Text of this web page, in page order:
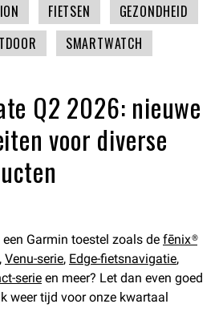
FIETSEN
GEZONDHEID
SMARTWATCH
Q2 2026: nieuwe
voor diverse
Garmin toestel zoals de fēnix®
, Venu-serie, Edge-fietsnavigatie,
serie en meer? Let dan even goed
weer tijd voor onze kwartaal